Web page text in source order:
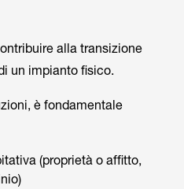
alla transizione
un impianto fisico.
è fondamentale
(proprietà o affitto,